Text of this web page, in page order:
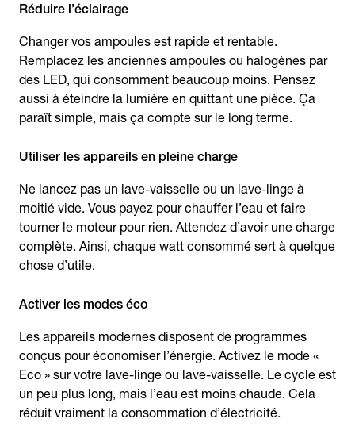
Réduire l’éclairage
Changer vos ampoules est rapide et rentable.
Remplacez les anciennes ampoules ou halogènes par
des LED, qui consomment beaucoup moins. Pensez
aussi à éteindre la lumière en quittant une pièce. Ça
paraît simple, mais ça compte sur le long terme.
Utiliser les appareils en pleine charge
Ne lancez pas un lave-vaisselle ou un lave-linge à
moitié vide. Vous payez pour chauffer l’eau et faire
tourner le moteur pour rien. Attendez d’avoir une charge
complète. Ainsi, chaque watt consommé sert à quelque
chose d’utile.
Activer les modes éco
Les appareils modernes disposent de programmes
conçus pour économiser l’énergie. Activez le mode «
Eco » sur votre lave-linge ou lave-vaisselle. Le cycle est
un peu plus long, mais l’eau est moins chaude. Cela
réduit vraiment la consommation d’électricité.